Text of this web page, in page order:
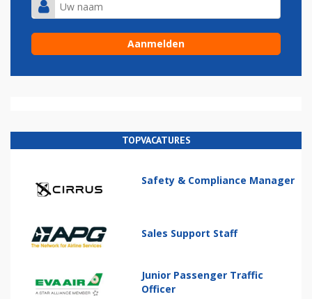
TOPVACATURES
Safety & Compliance Manager
Sales Support Staff
Junior Passenger Traffic
Officer